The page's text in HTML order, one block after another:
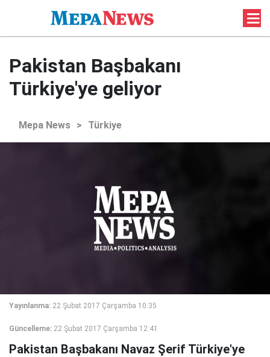
Pakistan Başbakanı
Türkiye'ye geliyor
Mepa News > Türkiye
Yayınlanma: 22 Şubat 2017 Çarşamba 10:35
Güncelleme: 22 Şubat 2017 Çarşamba 12:41
Pakistan Başbakanı Navaz Şerif Türkiye'ye